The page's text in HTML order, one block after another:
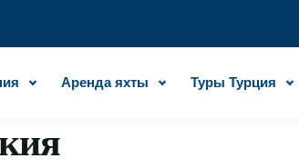
Аренда яхты Туры Турция